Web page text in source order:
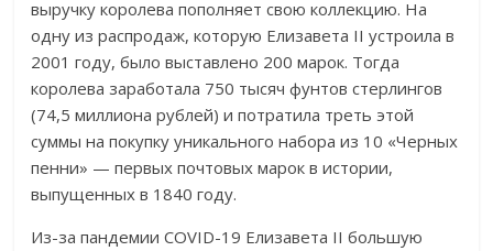
выручку королева пополняет свою коллекцию. На
одну из распродаж, которую Елизавета II устроила в
2001 году, было выставлено 200 марок. Тогда
королева заработала 750 тысяч фунтов стерлингов
(74,5 миллиона рублей) и потратила треть этой
суммы на покупку уникального набора из 10 «Черных
пенни» — первых почтовых марок в истории,
выпущенных в 1840 году.
Из-за пандемии COVID-19 Елизавета II большую